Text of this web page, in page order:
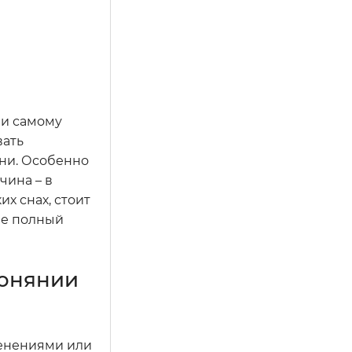
самому
Особенно
– в
снах, стоит
полный
или